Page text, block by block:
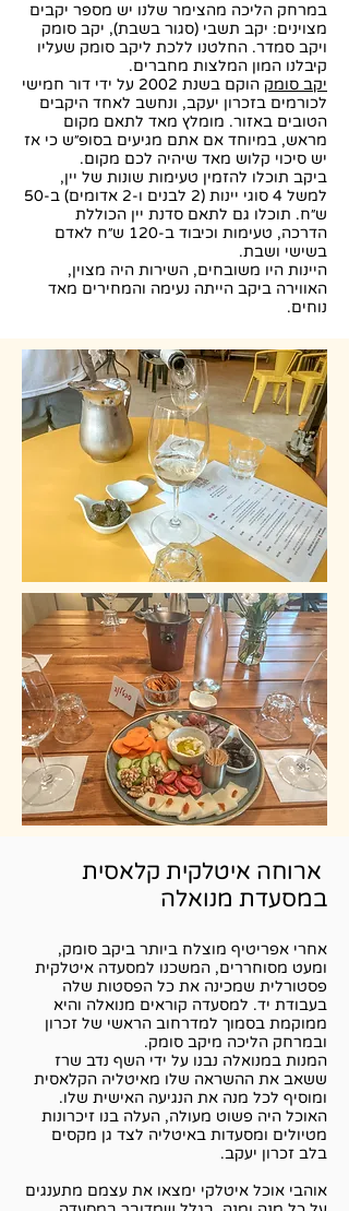
במרחק הליכה מהצימר שלנו יש מספר יקבים
מצוינים: יקב תשבי (סגור בשבת), יקב סומק
ויקב סמדר. החלטנו ללכת ליקב סומק שעליו
קיבלנו המון המלצות מחברים.
יקב סומק
הוקם בשנת 2002 על ידי דור חמישי
לכורמים בזכרון יעקב, ונחשב לאחד היקבים
הטובים באזור. מומלץ מאד לתאם מקום
מראש, במיוחד אם אתם מגיעים בסופ״ש כי אז
יש סיכוי קלוש מאד שיהיה לכם מקום.
ביקב תוכלו להזמין טעימות שונות של יין,
למשל 4 סוגי יינות (2 לבנים ו-2 אדומים) ב-50
ש״ח. תוכלו גם לתאם סדנת יין הכוללת
הדרכה, טעימות וכיבוד ב-120 ש״ח לאדם
בשישי ושבת.
היינות היו משובחים, השירות היה מצוין,
האווירה ביקב הייתה נעימה והמחירים מאד
נוחים.
ארוחה איטלקית קלאסית
במסעדת מנואלה
אחרי אפריטיף מוצלח ביותר ביקב סומק,
ומעט מסוחררים, המשכנו למסעדה איטלקית
פסטורלית שמכינה את כל הפסטות שלה
בעבודת יד. למסעדה קוראים מנואלה והיא
ממוקמת בסמוך למדרחוב הראשי של זכרון
ובמרחק הליכה מיקב סומק.
המנות במנואלה נבנו על ידי השף נדב שרז
ששאב את ההשראה שלו מאיטליה הקלאסית
ומוסיף לכל מנה את הנגיעה האישית שלו.
האוכל היה פשוט מעולה, העלה בנו זיכרונות
מטיולים ומסעדות באיטליה לצד גן מקסים
בלב זכרון יעקב.
אוהבי אוכל איטלקי ימצאו את עצמם מתענגים